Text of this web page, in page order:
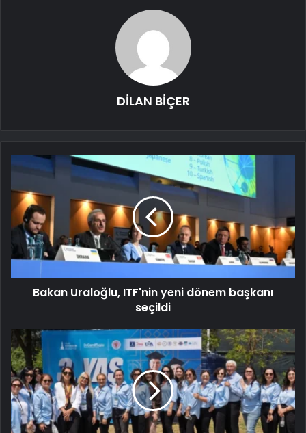
DİLAN BİÇER
Bakan Uraloğlu, ITF'nin yeni dönem başkanı
seçildi